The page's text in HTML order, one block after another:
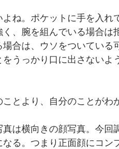
ね。ポケットに手を入
、腕を組んでいる場合
場合は、ウソをついてい
をうっかり口に出さない
とより、自分のことがわ
は横向きの顔写真。今
なる。つまり正面顔にコ